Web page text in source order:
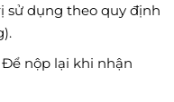
sử dụng theo quy định
nộp lại khi nhận